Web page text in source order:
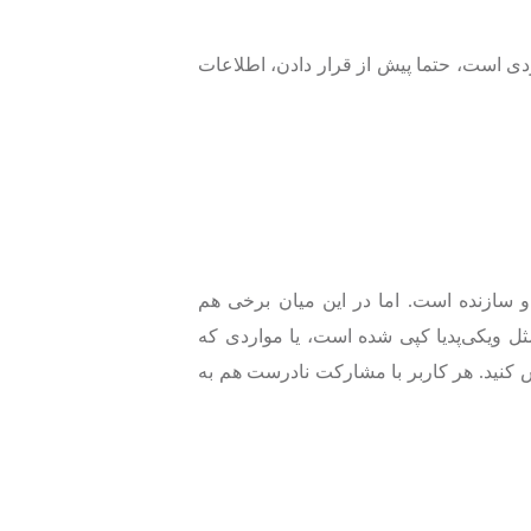
است، حتما پیش از قرار دادن، اطلاعات
سازنده است. اما در این میان برخی هم
ویکی‌پدیا کپی شده است، یا مواردی که
کنید. هر کاربر با مشارکت نادرست هم به